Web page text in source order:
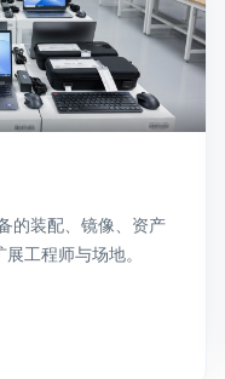
的装配、镜像、资产
工程师与场地。